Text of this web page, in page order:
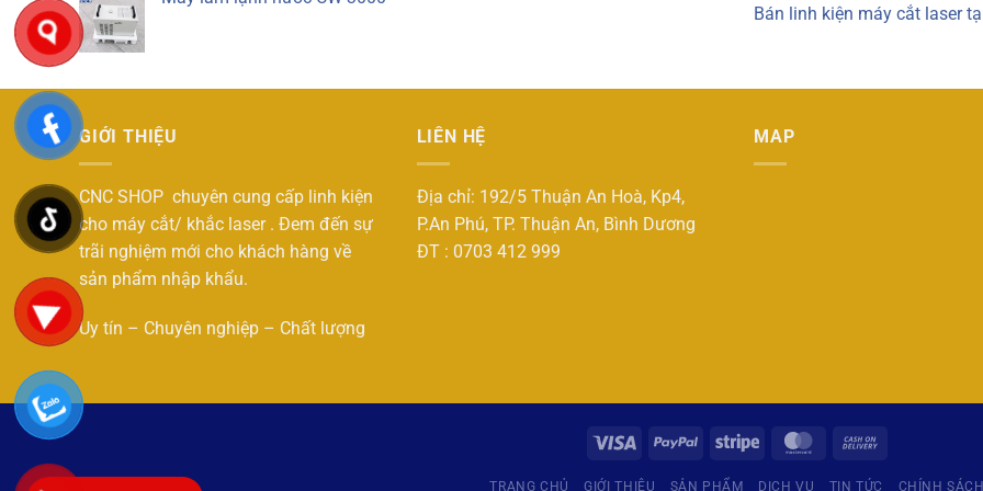
Bán linh kiện máy cắt laser
GIỚI THIỆU
CNC SHOP chuyên cung cấp linh kiện
cho máy cắt/ khắc laser . Đem đến sự
trãi nghiệm mới cho khách hàng về
sản phẩm nhập khẩu.
Uy tín – Chuyên nghiệp – Chất lượng
LIÊN HỆ
Địa chỉ: 192/5 Thuận An Hoà, Kp4,
P.An Phú, TP. Thuận An, Bình Dương
ĐT : 0703 412 999
MAP
TRANG CHỦ GIỚI THIỆU SẢN PHẨM DỊCH VỤ TIN TỨC CHÍNH SÁCH